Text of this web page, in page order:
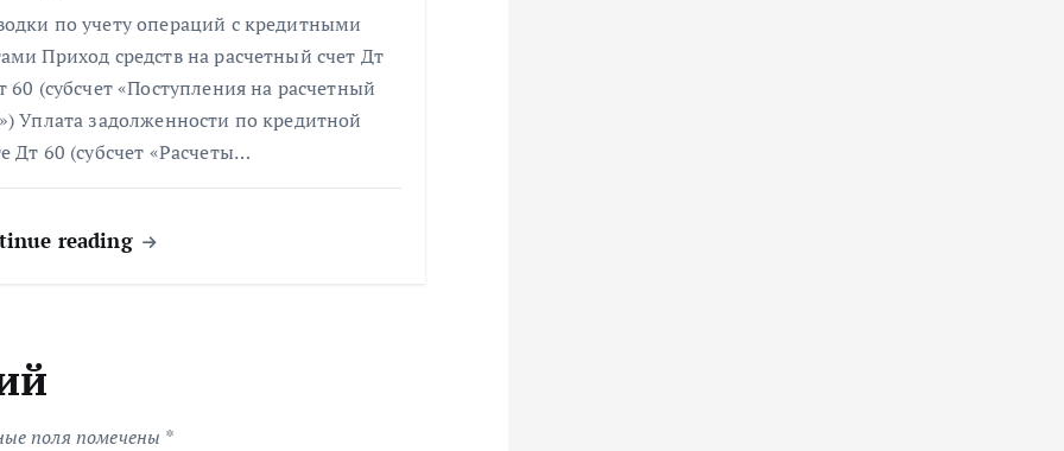
по учету операций с кредитными
Приход средств на расчетный счет Дт
60 (субсчет «Поступления на расчетный
Уплата задолженности по кредитной
Дт 60 (субсчет «Расчеты…
reading
поля помечены *